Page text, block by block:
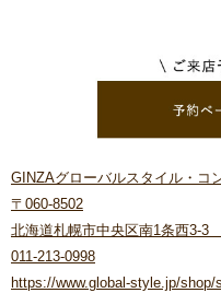
GINZAグローバルスタイル・コ
〒060-8502
北海道札幌市中央区南1条西3-
011-213-0998
https://www.global-style.jp/shop/